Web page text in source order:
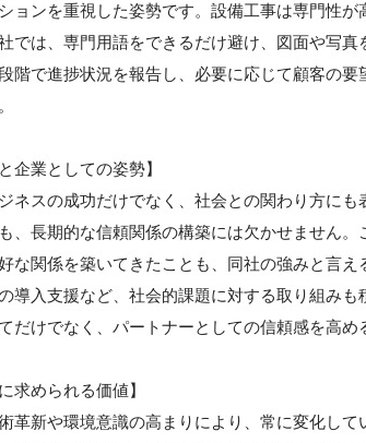
ョンを重視した姿勢です。設備工事は専門性
では、専門用語をできるだけ避け、図面や写
階で進捗状況を報告し、必要に応じて顧客の
企業としての姿勢】
ネスの成功だけでなく、社会との関わり方に
、長期的な信頼関係の構築には欠かせません
な関係を築いてきたことも、同社の強みと言
導入支援など、社会的課題に対する取り組み
だけでなく、パートナーとしての信頼感を高め
求められる価値】
革新や環境意識の高まりにより、常に変化し